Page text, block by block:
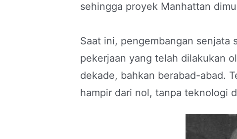
sehingga proyek Manhattan
Saat ini, pengembangan senjata
pekerjaan yang telah dilakukan
dekade, bahkan berabad-abad.
hampir dari nol, tanpa teknologi